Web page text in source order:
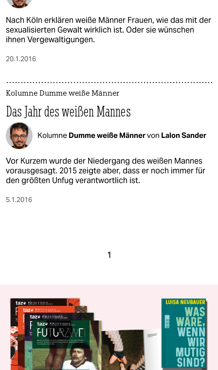
Nach Köln erklären weiße Männer Frauen, wie das mit der
sexualisierten Gewalt wirklich ist. Oder sie wünschen
ihnen Vergewaltigungen.
20.1.2016
Kolumne Dumme weiße Männer
Das Jahr des weißen Mannes
Kolumne Dumme weiße Männervon Lalon Sander
Vor Kurzem wurde der Niedergang des weißen Mannes
vorausgesagt. 2015 zeigte aber, dass er noch immer für
den größten Unfug verantwortlich ist.
5.1.2016
1